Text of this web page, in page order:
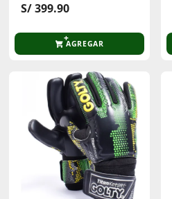
Pro
S/ 399.90
AGREGAR